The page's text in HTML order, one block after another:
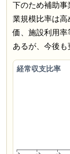
下のため補助
業規模比率は
価、施設利用率
あるが、今後も
経常収支比率